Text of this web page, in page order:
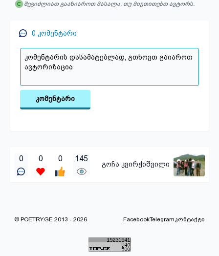
შეგიძლიათ გააზიაროთ მასალა, თუ მიუთითებთ ავტორს.
0 კომენტარი
კომენტარი
0 0 0 145
გოჩა კვირჭიშვილი
© POETRY.GE 2013 - 2026 FacebookTelegramკონტაქტი